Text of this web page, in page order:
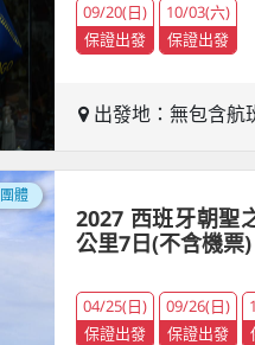
09/20(日)
保證出發
10/03(六)
保證出發
出發地：無包含航
團體
2027 西班牙朝聖
公里7日(不含機票)
04/25(日)
保證出發
09/26(日)
保證出發